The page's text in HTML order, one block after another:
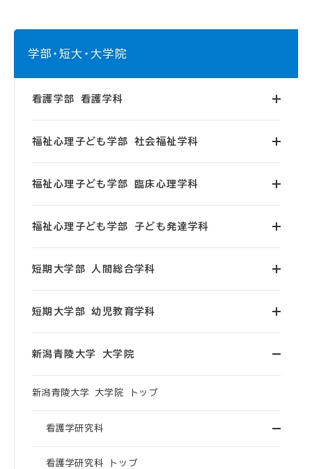
学部・短大・大学院
看護学部 看護学科
福祉心理子ども学部 社会福祉学科
福祉心理子ども学部 臨床心理学科
福祉心理子ども学部 子ども発達学科
短期大学部 人間総合学科
短期大学部 幼児教育学科
新潟青陵大学 大学院
新潟青陵大学 大学院 トップ
看護学研究科
看護学研究科 トップ